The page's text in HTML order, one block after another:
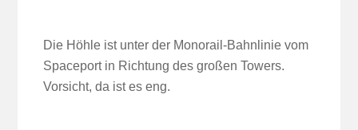
Die Höhle ist unter der Monorail-Bahnlinie vom
Spaceport in Richtung des großen Towers.
Vorsicht, da ist es eng.